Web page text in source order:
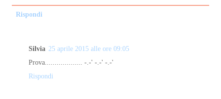
Rispondi
Silvia 25 aprile 2015 alle ore 09:05
Prova................... -.-' -.-' -.-'
Rispondi